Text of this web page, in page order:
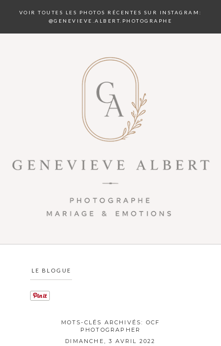
VOIR TOUTES LES PHOTOS RÉCENTES SUR INSTAGRAM:
@GENEVIEVE.ALBERT.PHOTOGRAPHE
LE BLOGUE
MOTS-CLÉS ARCHIVÉS: OCF
PHOTOGRAPHER
DIMANCHE, 3 AVRIL 2022